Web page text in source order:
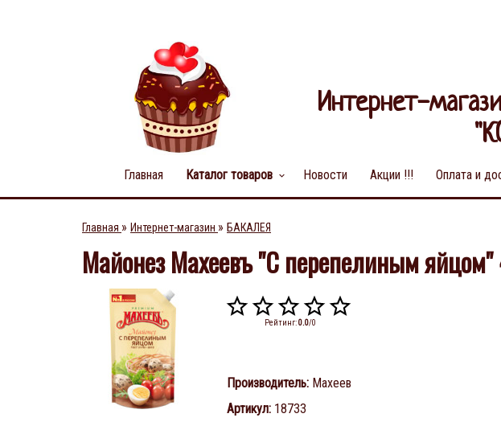
Интернет-
Главная Каталог товаров keyboard_arrow_down Новости Акции !!! Оплата и
Главная » Интернет-магазин » БАКАЛЕЯ
Майонез Махеевъ "С перепелиным
Рейтинг:0.0/0
Производитель: Махеев
Артикул: 18733